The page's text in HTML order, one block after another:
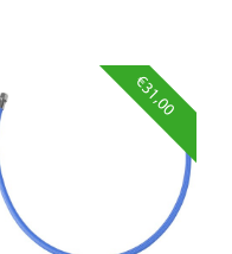
€31,00